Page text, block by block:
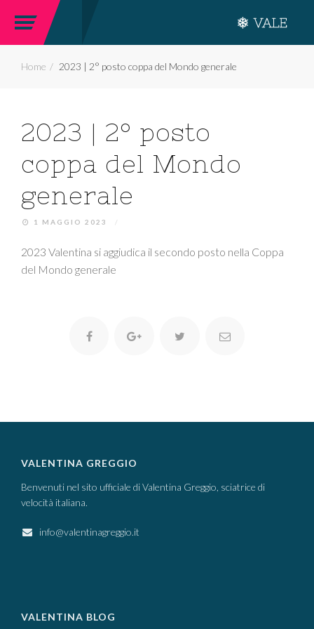
Home 2023 | 2° posto coppa del Mondo generale
2023 | 2° posto
coppa del Mondo
generale
1 MAGGIO 2023 /
2023 Valentina si aggiudica il secondo posto nella Coppa
del Mondo generale
VALENTINA GREGGIO
Benvenuti nel sito ufficiale di Valentina Greggio, sciatrice di
velocità italiana.
info@valentinagreggio.it
VALENTINA BLOG